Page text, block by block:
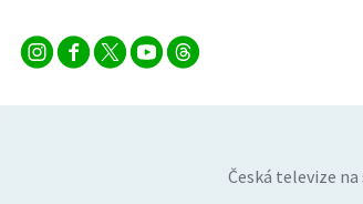
Česká televize